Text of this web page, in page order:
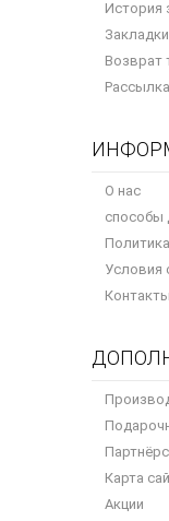
История
Закладки
Возврат
Рассылка
О нас
способы
Условия
Контакты
Карта
Акции